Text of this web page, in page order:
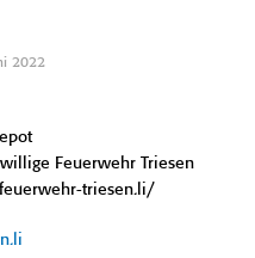
2022
Feuerwehr Triesen
triesen.li/